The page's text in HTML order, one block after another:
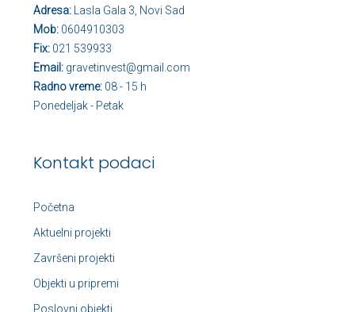
Adresa: Lasla Gala 3, Novi Sad
Mob: 0604910303
Fix: 021 539933
Email: gravetinvest@gmail.com
Radno vreme: 08 - 15 h
Ponedeljak - Petak
Kontakt podaci
Početna
Aktuelni projekti
Završeni projekti
Objekti u pripremi
Poslovni objekti